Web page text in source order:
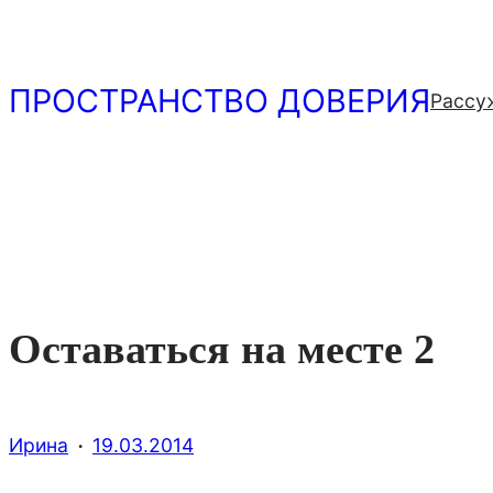
содержимому
ПРОСТРАНСТВО ДОВЕРИЯ
Оставаться на месте 2
Ирина · 19.03.2014